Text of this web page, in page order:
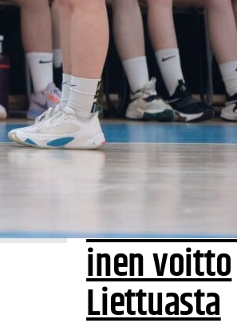
puolustus
rautaa
–
inen voitto
Liettuasta